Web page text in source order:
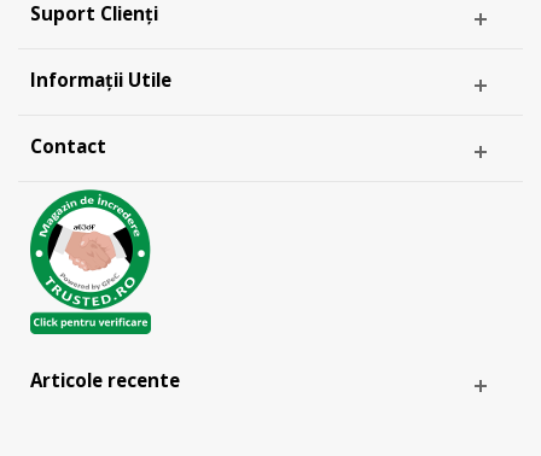
Suport Clienți
Informații Utile
Contact
Articole recente